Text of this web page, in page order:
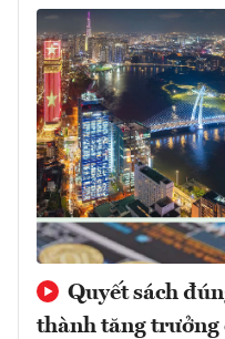
Quyết sách
thành tăng trưởng